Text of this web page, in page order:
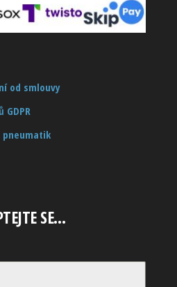
od smlouvy
pneumatik
SE…